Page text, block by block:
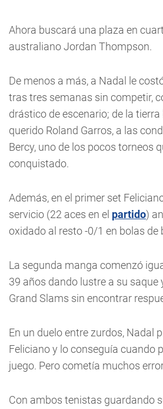
Ahora buscará una plaza en
australiano Jordan Thompson.
De menos a más, a Nadal le
tras tres semanas sin competir,
drástico de escenario; de la
querido Roland Garros, a las
Bercy, uno de los pocos torneos
conquistado.
Además, en el primer set
servicio (22 aces en el partido)
oxidado al resto -0/1 en bolas de
La segunda manga comenzó
39 años dando lustre a su saque
Grand Slams sin encontrar
En un duelo entre zurdos, Nadal
Feliciano y lo conseguía cuando
juego. Pero cometía muchos
Con ambos tenistas guardando